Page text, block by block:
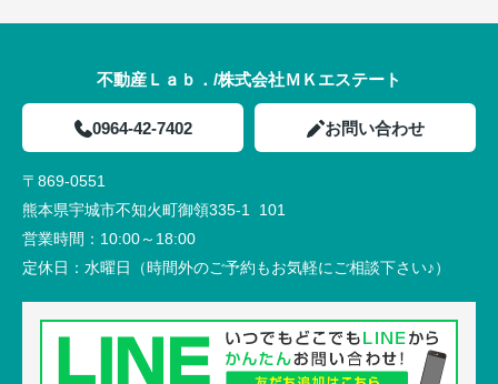
不動産Ｌａｂ．/株式会社ＭＫエステート
0964-42-7402 お問い合わせ
〒869-0551
熊本県宇城市不知火町御領335-1 101
営業時間： 10:00～18:00
定休日： 水曜日（時間外のご予約もお気軽にご相談下さい♪）